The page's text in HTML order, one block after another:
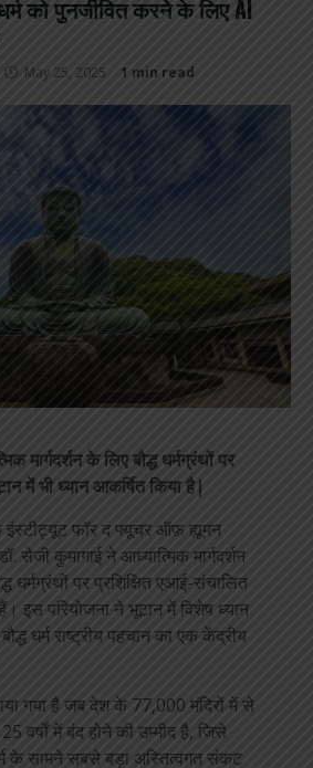
धर्म को पुनर्जीवित करने के लिए AI
May 25, 2025 1 min read
मार्गदर्शन के लिए बौद्ध धर्मग्रंथों पर
में भी ध्यान आकर्षित किया है|
इंस्टीट्यूट फॉर द फ्यूचर ऑफ़ ह्यूमन
सेजी कुमागाई ने आध्यात्मिक मार्गदर्शन
धर्मग्रंथों पर प्रशिक्षित एआई-संचालित
इस परियोजना ने भूटान में विशेष ध्यान
धर्म राष्ट्रीय पहचान का एक केंद्रीय
गया है जब देश के 77,000 मंदिरों में से
में बंद होने की उम्मीद है, जिसे
धर्म के सामने सबसे बड़ा अस्तित्वगत संकट